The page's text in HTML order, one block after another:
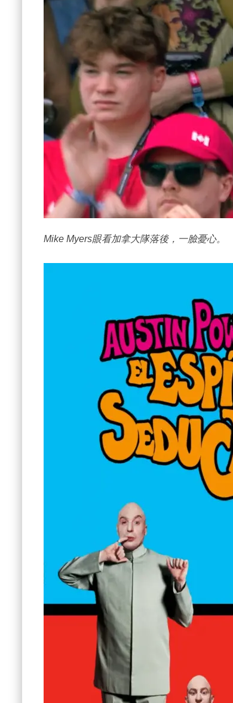
Mike Myers眼看加拿大隊落後，一臉憂心。